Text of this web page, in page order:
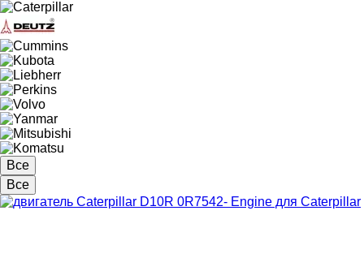
Все
Все